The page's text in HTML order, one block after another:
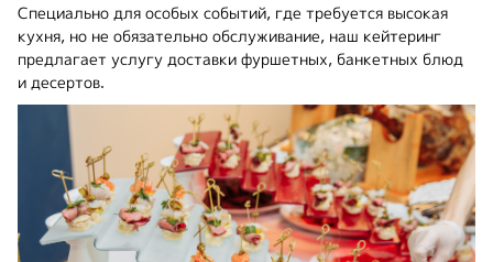
Специально для особых событий, где требуется высокая
кухня, но не обязательно обслуживание, наш кейтеринг
предлагает услугу доставки фуршетных, банкетных блюд
и десертов.